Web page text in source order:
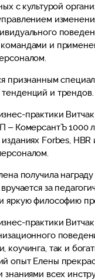
с культурой
и
признанным
и трендов.
практики
– КомерсантЪ 1000
Forbes,
получила
за
яркую философию
практики
коучинга, так и
опыт Елены
знаниями всех